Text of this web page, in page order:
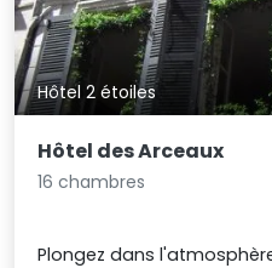
Hôtel 2 étoiles
Hôtel des Arceaux
16 chambres
Plongez dans